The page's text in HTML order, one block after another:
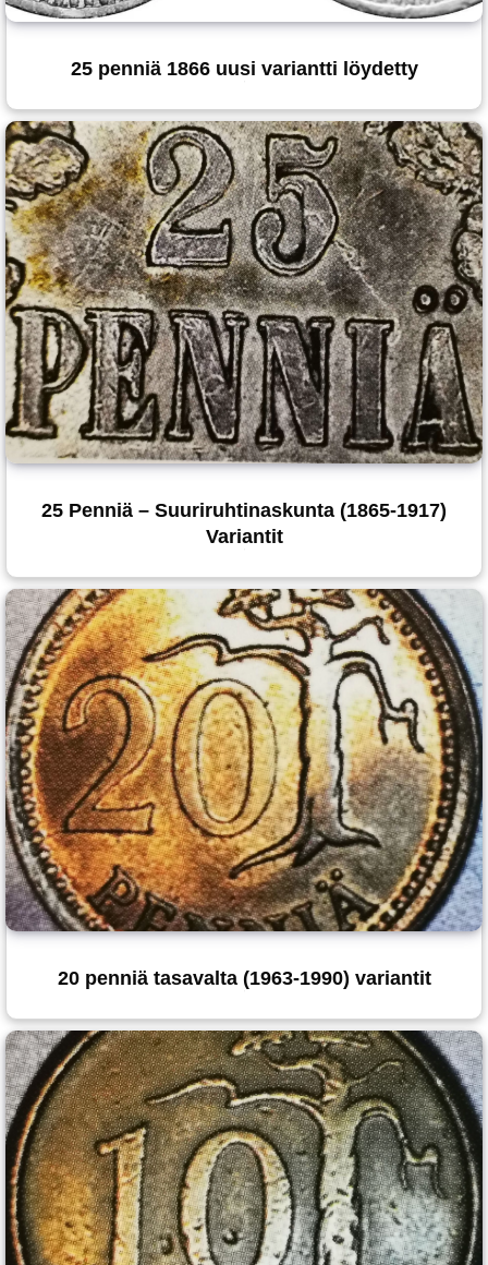
25 penniä 1866 uusi variantti löydetty
25 Penniä – Suuriruhtinaskunta (1865-1917)
Variantit
20 penniä tasavalta (1963-1990) variantit